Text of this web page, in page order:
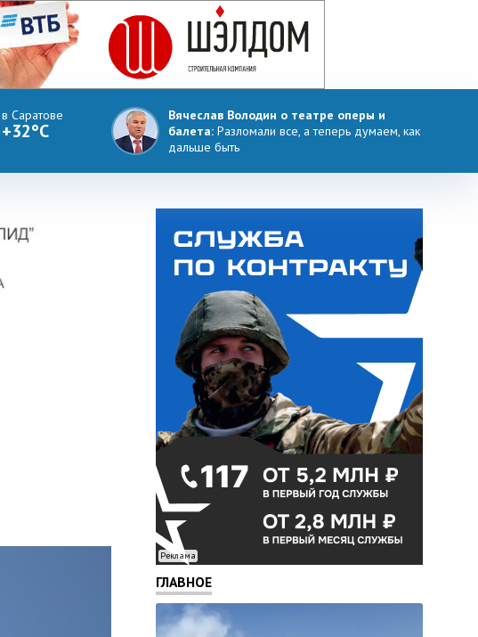
в Саратове
+32°C
Вячеслав Володин о театре оперы и
балета: Разломали все, а теперь думаем, как
дальше быть
Реклама
ГЛАВНОЕ